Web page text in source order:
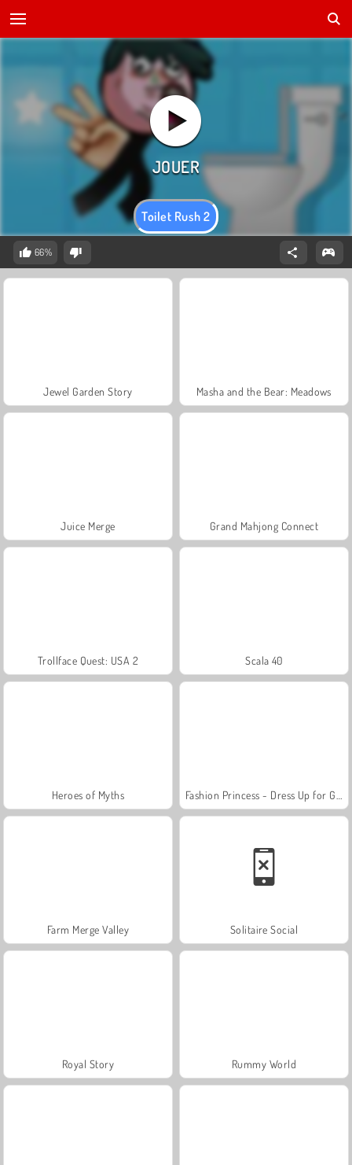
Toilet Rush 2
66%
Jewel Garden Story Masha and the Bear: Meadows
Juice Merge Grand Mahjong Connect
Trollface Quest: USA 2 Scala 40
Heroes of Myths
Farm Merge Valley Solitaire Social
Royal Story Rummy World